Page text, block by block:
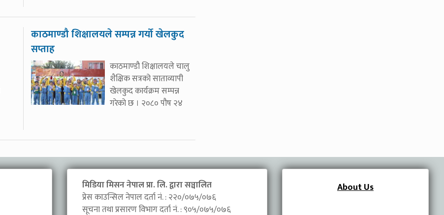
काठमाण्डौ शिक्षालयले सम्पन्न गर्यो खेलकुद
सप्ताह
काठमाण्डौ शिक्षालयले चालु
शैक्षिक सत्रको साताव्यापी
खेलकुद कार्यक्रम सम्पन्न
गरेको छ । २०८० पौष २४
मिडिया मिसन नेपाल प्रा. लि. द्वारा सञ्चालित
प्रेस काउन्सिल नेपाल दर्ता नं. : २२०/०७५/०७६
सूचना तथा प्रसारण विभाग दर्ता नं. : ९०५/०७५/०७६
About Us